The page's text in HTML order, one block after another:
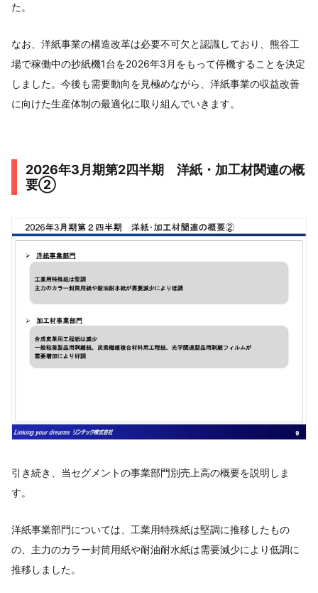
た。
なお、洋紙事業の構造改革は必要不可欠と認識しており、熊谷工
場で稼働中の抄紙機1台を2026年3月をもって停機することを決定
しました。今後も需要動向を見極めながら、洋紙事業の収益改善
に向けた生産体制の最適化に取り組んでいきます。
2026年3月期第2四半期 洋紙・加工材関連の概
要②
引き続き、当セグメントの事業部門別売上高の概要を説明しま
す。
洋紙事業部門については、工業用特殊紙は堅調に推移したもの
の、主力のカラー封筒用紙や耐油耐水紙は需要減少により低調に
推移しました。